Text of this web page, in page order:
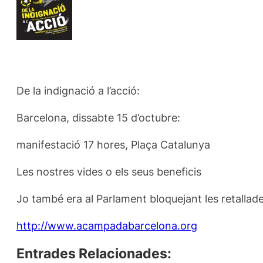
De la indignació a l’acció:
Barcelona, dissabte 15 d’octubre:
manifestació 17 hores, Plaça Catalunya
Les nostres vides o els seus beneficis
Jo també era al Parlament bloquejant les
http://www.acampadabarcelona.org
Entrades Relacionades: